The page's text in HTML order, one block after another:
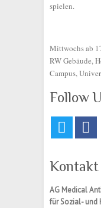
spielen.
Mittwochs ab
RW Gebäude,
Campus,
Follow
Kontakt
AG Medical
für Sozial- und